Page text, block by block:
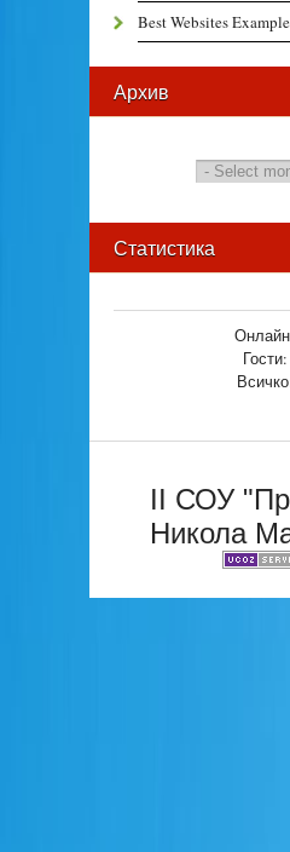
Best Websites
Архив
Статистика
Гости:
II СОУ
Никола